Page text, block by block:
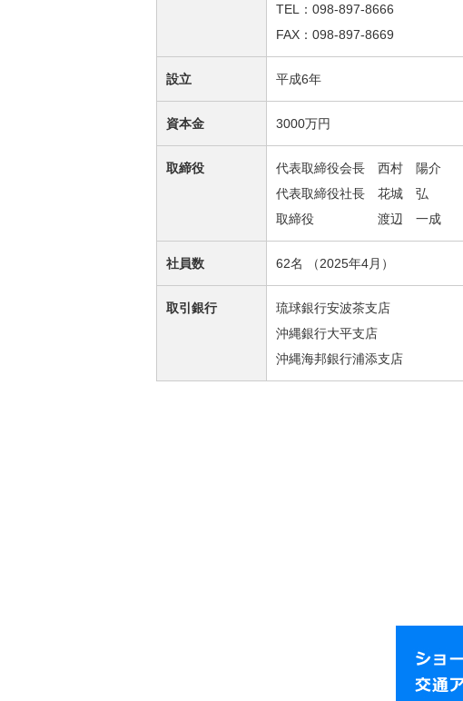
TEL： 098-897-8666
FAX：098-897-8669
設立 平成6年
資本金 3000万円
取締役
代表取締役会長 西村 陽介
代表取締役社長 花城 弘
取締役 渡辺 一成
社員数 62名 （2025年4月）
取引銀行
琉球銀行安波茶支店
沖縄銀行大平支店
沖縄海邦銀行浦添支店